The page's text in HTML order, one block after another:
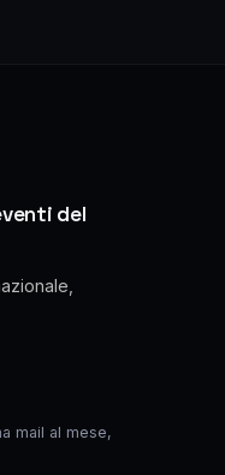
del
mail al mese,